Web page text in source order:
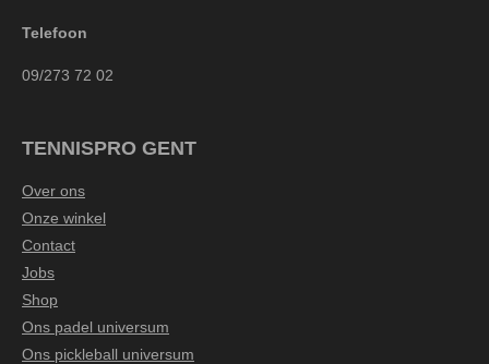
Telefoon
09/273 72 02
TENNISPRO GENT
Over ons
Onze winkel
Contact
Jobs
Shop
Ons padel universum
Ons pickleball universum